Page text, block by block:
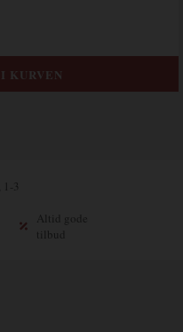
3
Altid gode
tilbud